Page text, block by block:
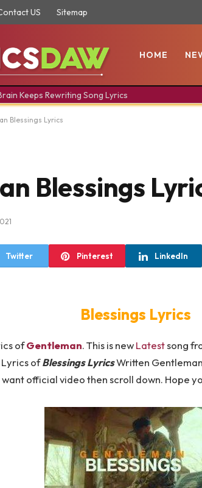
US Sitemap
HOME
Keeps Rewriting Song Lyrics
Blessings Lyrics
Blessings
Twitter Pinterest LinkedIn
Blessings Lyrics
ofGentleman. This is newLatestsong
ofBlessings LyricsWritten
want official video then scroll down. Hope